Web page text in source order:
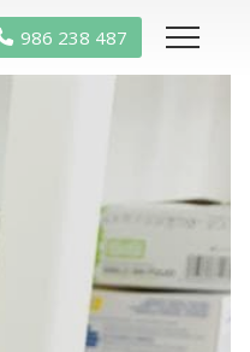
986 238 487